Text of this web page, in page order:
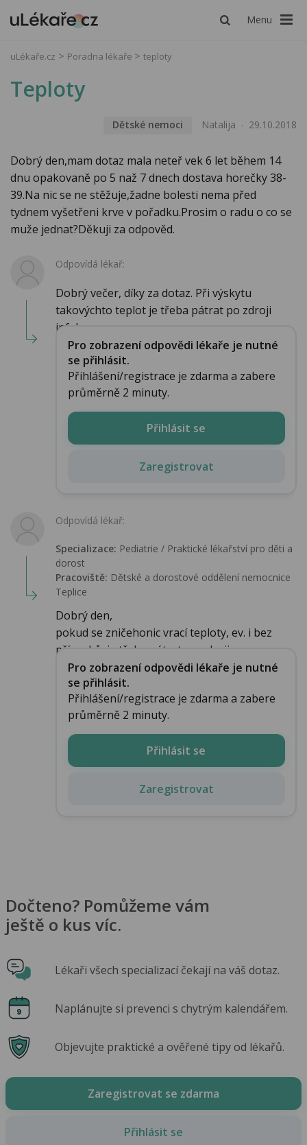
Menu
uLékaře.cz Poradna lékaře teploty
Teploty
Dětské nemoci Natalija 29.10.2018
Dobrý den,mam dotaz mala neteř vek 6 let během 14
dnu opakovaně po 5 naž 7 dnech dostava horečky 38-
39.Na nic se ne stěžuje,žadne bolesti nema před
tydnem vyšetřeni krve v pořadku.Prosim o radu o co se
muže jednat?Děkuji za odpověd.
Odpovídá lékař:
Dobrý večer, díky za dotaz. Při výskytu
takovýchto teplot je třeba pátrat po zdroji
infekce,...
Pro zobrazení odpovědi lékaře je nutné
se přihlásit.
Přihlášení/registrace je zdarma a zabere
průměrně 2 minuty.
Přihlásit se
Zaregistrovat
Odpovídá lékař:
Specializace: Pediatrie / Praktické lékařství pro děti a
dorost
Pracoviště: Dětské a dorostové oddělení nemocnice
Teplice
Dobrý den,
pokud se zničehonic vrací teploty, ev. i bez
příznaků, je třeba pátrat po zdroji...
Pro zobrazení odpovědi lékaře je nutné
se přihlásit.
Přihlášení/registrace je zdarma a zabere
průměrně 2 minuty.
Přihlásit se
Zaregistrovat
Dočteno? Pomůžeme vám
ještě o kus víc.
Lékaři všech specializací čekají na váš dotaz.
Naplánujte si prevenci s chytrým kalendářem.
Objevujte praktické a ověřené tipy od lékařů.
Zaregistrovat se zdarma
Přihlásit se